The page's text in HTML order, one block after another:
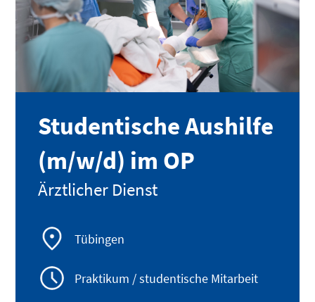
Studentische Aushilfe
(m/w/d) im OP
Ärztlicher Dienst
Tübingen
Praktikum / studentische Mitarbeit